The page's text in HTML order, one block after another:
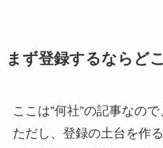
まず登録するならど
ここは”何社”の記事なの
ただし、登録の土台を作